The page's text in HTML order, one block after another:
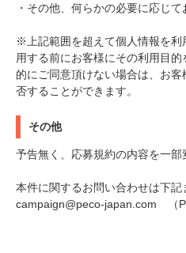
・その他、何らかの必要に応じて
※上記範囲を超えて個人情報を利
用する前にお客様にその利用目
的にご同意頂けない場合は、お
否することができます。
その他
予告無く、応募規約の内容を一部
本件に関するお問い合わせは下記
campaign@peco-japan.com （